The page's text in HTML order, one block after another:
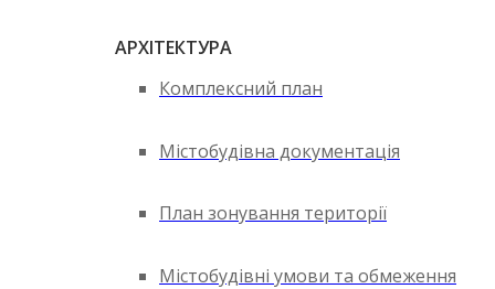
АРХІТЕКТУРА
Комплексний план
Містобудівна документація
План зонування території
Містобудівні умови та обмеження